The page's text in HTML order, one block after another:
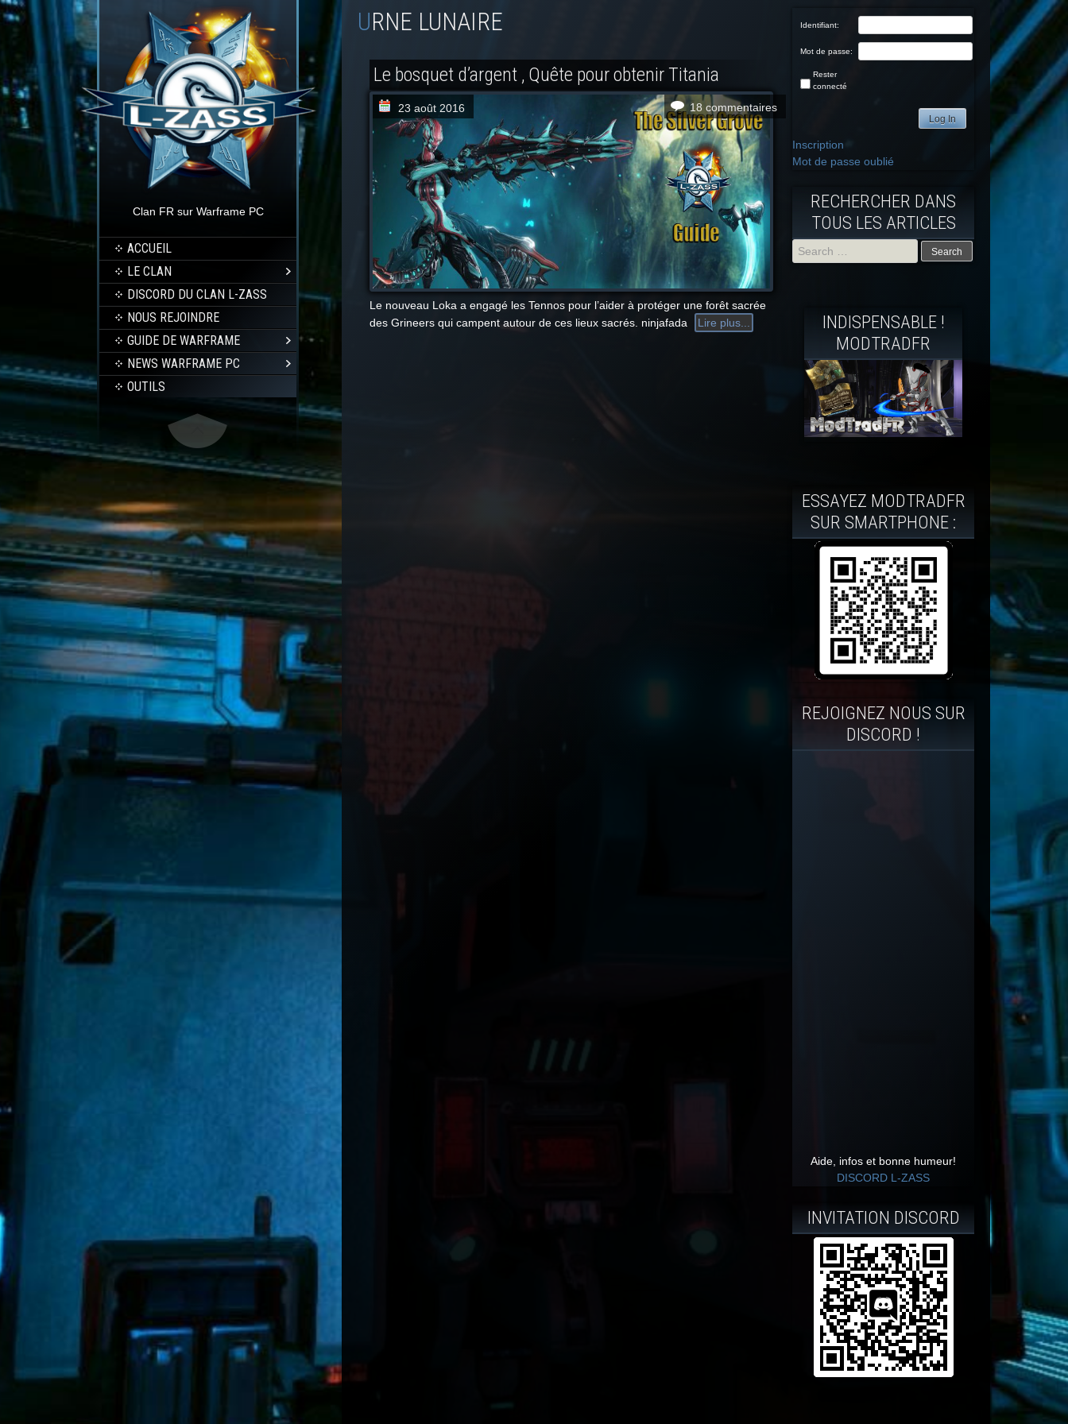
Clan FR sur Warframe PC
ACCUEIL
LE CLAN
DISCORD DU CLAN L-ZASS
NOUS REJOINDRE
GUIDE DE WARFRAME
NEWS WARFRAME PC
OUTILS
URNE LUNAIRE
Le bosquet d’argent , Quête pour obtenir Titania
23 août 2016 18 commentaires
Le nouveau Loka a engagé les Tennos pour l’aider à protéger une forêt sacrée
des Grineers qui campent autour de ces lieux sacrés. ninjafada
Lire plus...
Identifiant:
Mot de passe:
Rester
connecté
Log In
Inscription
Mot de passe oublié
RECHERCHER DANS
TOUS LES ARTICLES
INDISPENSABLE !
MODTRADFR
ESSAYEZ MODTRADFR
SUR SMARTPHONE :
REJOIGNEZ NOUS SUR
DISCORD !
Aide, infos et bonne humeur!
DISCORD L-ZASS
INVITATION DISCORD